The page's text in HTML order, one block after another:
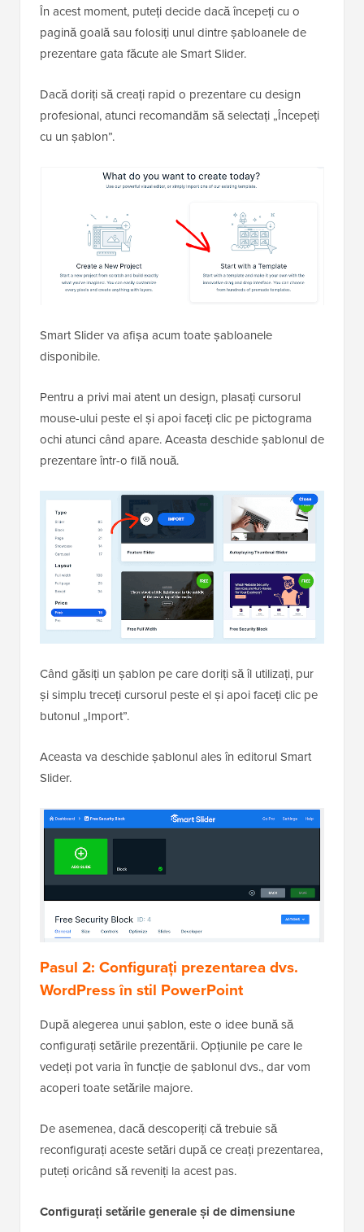
În acest moment, puteți decide dacă începeți cu o
pagină goală sau folosiți unul dintre șabloanele de
prezentare gata făcute ale Smart Slider.
Dacă doriți să creați rapid o prezentare cu design
profesional, atunci recomandăm să selectați „Începeți
cu un șablon”.
Smart Slider va afișa acum toate șabloanele
disponibile.
Pentru a privi mai atent un design, plasați cursorul
mouse-ului peste el și apoi faceți clic pe pictograma
ochi atunci când apare. Aceasta deschide șablonul de
prezentare într-o filă nouă.
Când găsiți un șablon pe care doriți să îl utilizați, pur
și simplu treceți cursorul peste el și apoi faceți clic pe
butonul „Import”.
Aceasta va deschide șablonul ales în editorul Smart
Slider.
Pasul 2: Configurați prezentarea dvs.
WordPress în stil PowerPoint
După alegerea unui șablon, este o idee bună să
configurați setările prezentării. Opțiunile pe care le
vedeți pot varia în funcție de șablonul dvs., dar vom
acoperi toate setările majore.
De asemenea, dacă descoperiți că trebuie să
reconfigurați aceste setări după ce creați prezentarea,
puteți oricând să reveniți la acest pas.
Configurați setările generale și de dimensiune